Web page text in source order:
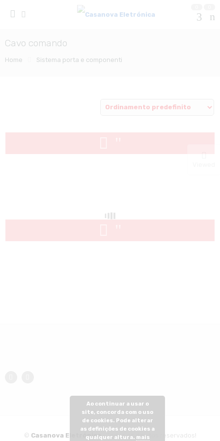
Cavo comando
Home Sistema porta e componenti
© Casanova Eletrónica- Todos os direitos reservados!
Ao continuar a usar o
site, concorda com o uso
de cookies. Pode alterar
as definições de cookies a
qualquer altura. mais